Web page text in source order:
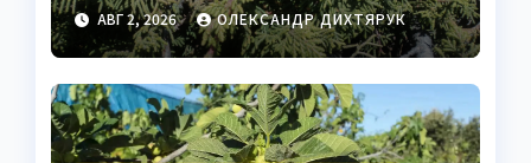
растений без обрезки
АВГ 2, 2026 ОЛЕКСАНДР ДИХТЯРУК